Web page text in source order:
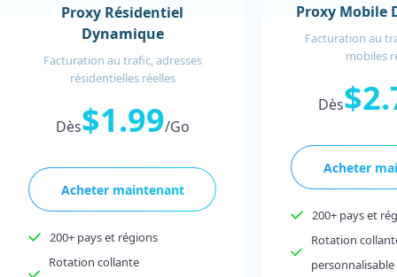
Proxy Résidentiel
Dynamique
Facturation au trafic, adresses
résidentielles réelles
Dès$1.99/Go
Acheter maintenant
200+ pays et régions
Rotation collante
Proxy Mobile
Facturation au
mobiles
Dès
Acheter
200+ pays et
Rotation
personnalisable